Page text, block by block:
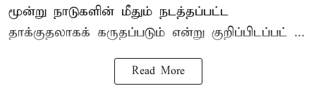
மூன்று நாடுகளின் மீதும் நடத்தப்பட்ட
தாக்குதலாகக் கருதப்படும் என்று குறிப்பிடப்பட் ...
Read More